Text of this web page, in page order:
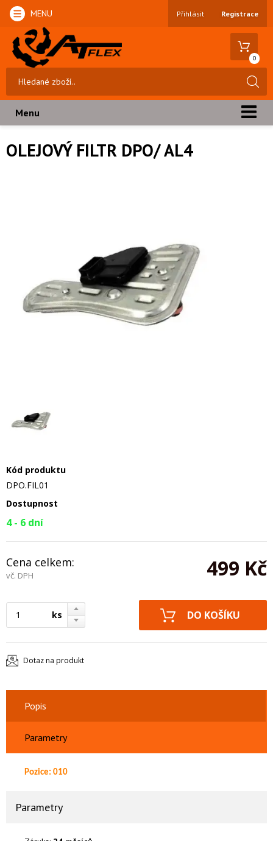
MENU Přihlásit Registrace
0
Menu
OLEJOVÝ FILTR DPO/ AL4
Kód produktu
DPO.FIL01
Dostupnost
4 - 6 dní
Cena celkem:
vč. DPH 499 Kč
ks
Dotaz na produkt
Popis
Parametry
Pozice: 010
Parametry